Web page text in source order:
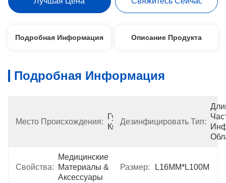
Подробная Информация Описание Продукта
Подробная Информация
Место Происхождения:
Гуандун,
Китай
Дезинфицировать Тип:
Свойства:
Медицинские
Материалы &
Аксессуары
Размер: L16MM*L100M